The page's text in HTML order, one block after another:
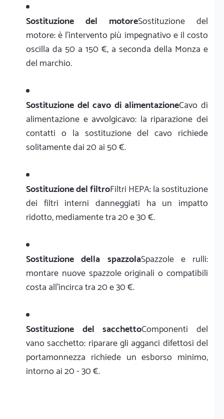
Sostituzione del motoreSostituzione del
motore: è l'intervento più impegnativo e il costo
oscilla da 50 a 150 €, a seconda della Monza e
del marchio.
Sostituzione del cavo di alimentazioneCavo di
alimentazione e avvolgicavo: la riparazione dei
contatti o la sostituzione del cavo richiede
solitamente dai 20 ai 50 €.
Sostituzione del filtroFiltri HEPA: la sostituzione
dei filtri interni danneggiati ha un impatto
ridotto, mediamente tra 20 e 30 €.
Sostituzione della spazzolaSpazzole e rulli:
montare nuove spazzole originali o compatibili
costa all'incirca tra 20 e 30 €.
Sostituzione del sacchettoComponenti del
vano sacchetto: riparare gli agganci difettosi del
portamonnezza richiede un esborso minimo,
intorno ai 20 - 30 €.